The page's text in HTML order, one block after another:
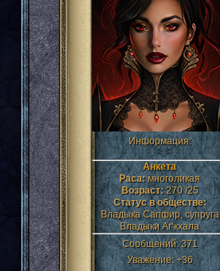
Информация:
Анкета
Раса:многоликая
Возраст:270 /25
Статус в обществе:
Владыка Сапфир, супруга
Владыки Аг’кхала
Сообщений:371
Уважение: +36